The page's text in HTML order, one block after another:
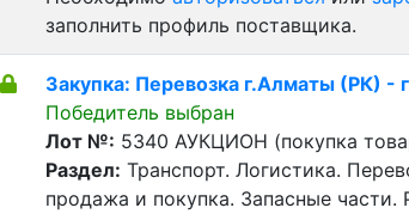
заполнить профиль поставщика.
Закупка: Перевозка г.Алматы (РК) -
Победитель выбран
Лот №: 5340 АУКЦИОН (покупка
Раздел: Транспорт. Логистика.
продажа и покупка. Запасные части.